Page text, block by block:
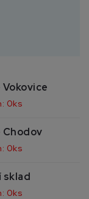
Vokovice
0ks
Chodov
0ks
sklad
0ks